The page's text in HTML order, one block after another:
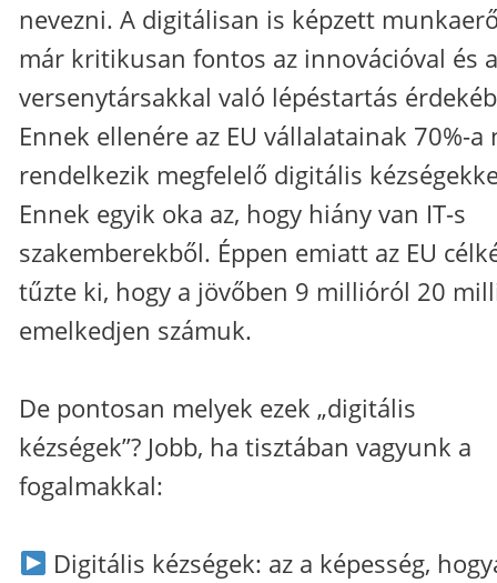
nevezni. A digitálisan is képzett
már kritikusan fontos az innovációval és a
versenytársakkal való lépéstartás
Ennek ellenére az EU vállalatainak 70%-a
rendelkezik megfelelő digitális
Ennek egyik oka az, hogy hiány van IT-s
szakemberekből. Éppen emiatt az EU
tűzte ki, hogy a jövőben 9 millióról 20
emelkedjen számuk.
De pontosan melyek ezek „digitális
kézségek”? Jobb, ha tisztában vagyunk a
fogalmakkal:
Digitális kézségek: az a képesség,